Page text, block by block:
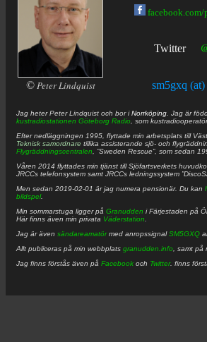
© Peter Lindquist
Twitter
sm5gxq
Jag heterPeter Lindquist och bor iNorrköping . Jag är
kustradiostationen Göteborg Radio , som
Efter nedläggningen 1995, flyttade min arbetsplats till
Teknisk samordnare tillika assisterande sjö- och
Flygräddningscentralen , ”Sweden Rescue”, som sedan
Våren 2014 flyttades min tjänst till Sjöfartsverkets
JRCCs telefonsystem samt JRCCs ledningssystem
Men sedan 2019-02-01 är jag numera pensionär. Du kan
bildspel.
Min sommarstuga ligger på Granudden i Färjestaden på
Här finns även min privata Väderstation
Jag är även sändareamatörmed anropssignalSM5GXQ
Allt publiceras på min webbplats granudden.info , samt
Jag finns förstås även på Facebook och Twitter. finns